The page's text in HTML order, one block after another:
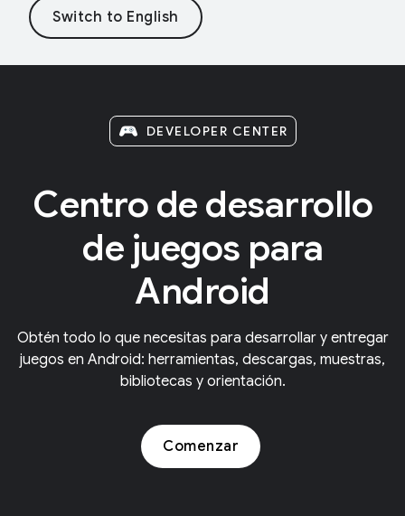
DEVELOPER CENTER
Centro de desarrollo
de juegos para
Android
Obtén todo lo que necesitas para desarrollar y entregar
juegos en Android: herramientas, descargas, muestras,
bibliotecas y orientación.
Comenzar